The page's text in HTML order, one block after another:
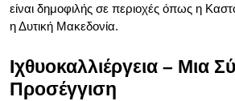
είναι δημοφιλής σε περιοχές όπως η
η Δυτική Μακεδονία.
Ιχθυοκαλλιέργεια – Μια
Προσέγγιση